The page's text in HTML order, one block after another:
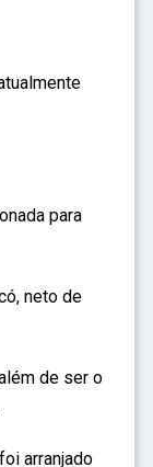
para
neto de
de ser o
arranjado